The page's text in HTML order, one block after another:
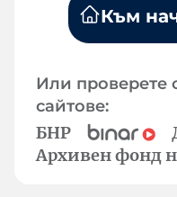
Към
Или проверете
сайтове:
БНР
Архивен фонд